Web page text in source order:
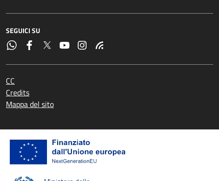
SEGUICI SU
CC
Credits
Mappa del sito